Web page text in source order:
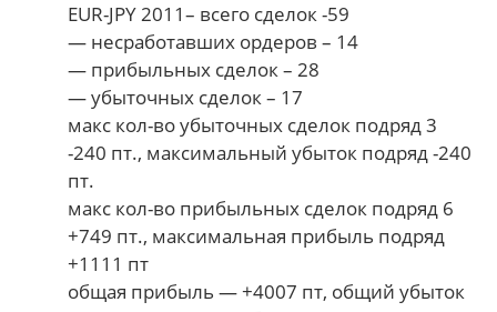
EUR-JPY 2011– всего сделок -59
— несработавших ордеров – 14
— прибыльных сделок – 28
— убыточных сделок – 17
макс кол-во убыточных сделок подряд 3
-240 пт., максимальный убыток подряд -240
пт.
макс кол-во прибыльных сделок подряд 6
+749 пт., максимальная прибыль подряд
+1111 пт
общая прибыль — +4007 пт, общий убыток